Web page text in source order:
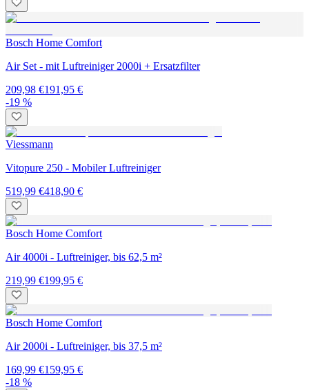
Bosch Home Comfort
Air Set - mit Luftreiniger 2000i + Ersatzfilter
209,98 €191,95 €
-19 %
Viessmann
Vitopure 250 - Mobiler Luftreiniger
519,99 €418,90 €
Bosch Home Comfort
Air 4000i - Luftreiniger, bis 62,5 m²
219,99 €199,95 €
Bosch Home Comfort
Air 2000i - Luftreiniger, bis 37,5 m²
169,99 €159,95 €
-18 %